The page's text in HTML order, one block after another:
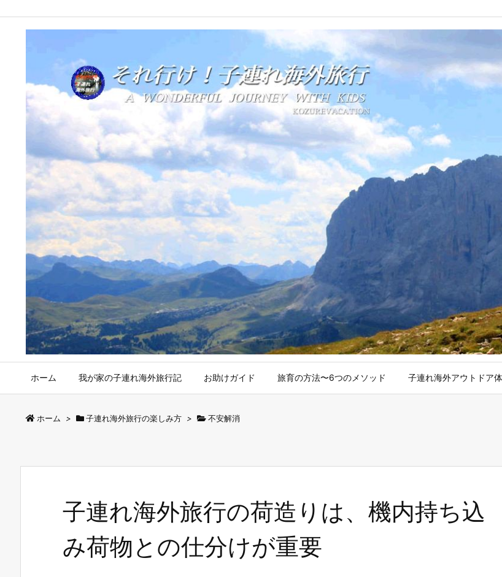
ホーム 我が家の子連れ海外旅行記 お助けガイド 旅育の方法〜6つのメソッド 子連れ海外アウトドア
ホーム > 子連れ海外旅行の楽しみ方 > 不安解消
子連れ海外旅行の荷造りは、機内持ち込
み荷物との仕分けが重要